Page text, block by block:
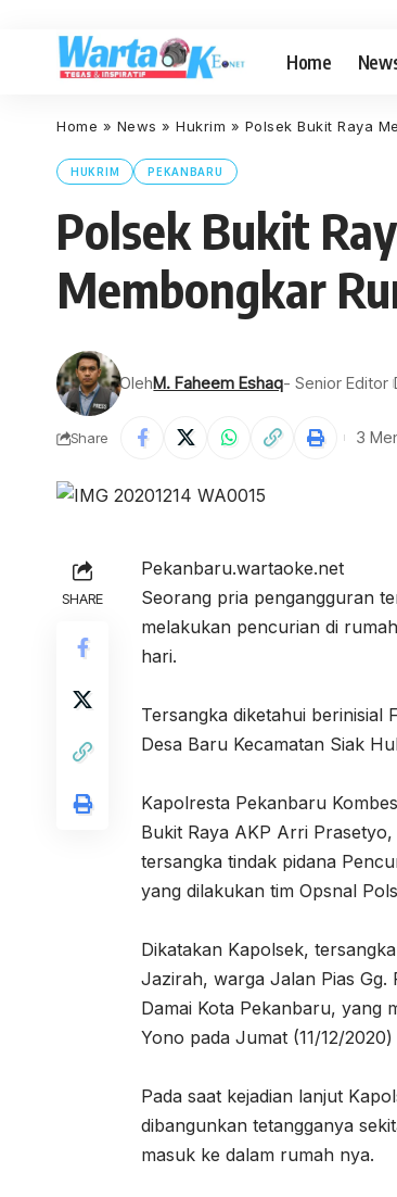
Home
Home » News » Hukrim » Polsek Bukit Raya
HUKRIM PEKANBARU
Polsek Bukit
Membongkar
OlehM. Faheem Eshaq- Senior Editor
Share 3
SHARE
Pekanbaru.wartaoke.net
Seorang pria pengangguran
melakukan pencurian di
hari.
Tersangka diketahui berinisial
Desa Baru Kecamatan Siak
Kapolresta Pekanbaru
Bukit Raya AKP Arri
tersangka tindak pidana
yang dilakukan tim Opsnal
Dikatakan Kapolsek,
Jazirah, warga Jalan Pias Gg.
Damai Kota Pekanbaru, yang
Yono pada Jumat (11/12/2020)
Pada saat kejadian lanjut
dibangunkan tetangganya
masuk ke dalam rumah nya.